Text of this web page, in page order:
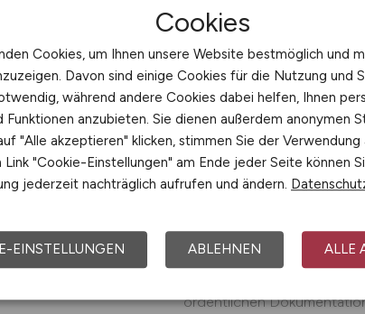
JOB
Assistent(m/w/
HomeOffice
Ihre Aufgaben bei uns:
Prüfschritten nach klarer
anhand leicht
zuständige Kolleginnen
ordentlichen
Cookies
Cookies, um Ihnen unsere Website bestmöglich und
Davon sind einige Cookies für die Nutzung und
während andere Cookies dabei helfen, Ihnen
Funktionen anzubieten. Sie dienen außerdem anonymen
"Alle akzeptieren" klicken, stimmen Sie der Verwendung
"Cookie-Einstellungen" am Ende jeder Seite können
jederzeit nachträglich aufrufen und ändern.
EINSTELLUNGEN ABLEHNEN ALLE